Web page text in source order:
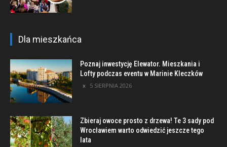
Dla mieszkańca
Poznaj inwestycję Elewator. Mieszkania i
Lofty podczas eventu w Marinie Kleczków
5 SIERPNIA 2026
Zbieraj owoce prosto z drzewa! Te 3 sady pod
Wrocławiem warto odwiedzić jeszcze tego
lata